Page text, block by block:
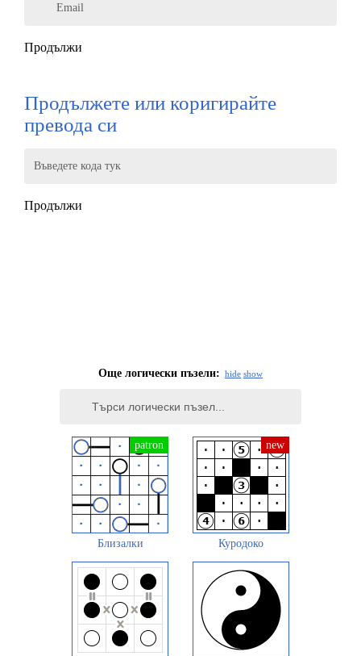
Email
Продължи
Продължете или коригирайте
превода си
Въведете кода тук
Продължи
Още логически пъзели: hide show
Близалки Куродоко